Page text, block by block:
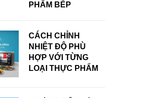
PHẨM BẾP
CÁCH CHỈNH
NHIỆT ĐỘ PHÙ
HỢP VỚI TỪNG
LOẠI THỰC PHẨM